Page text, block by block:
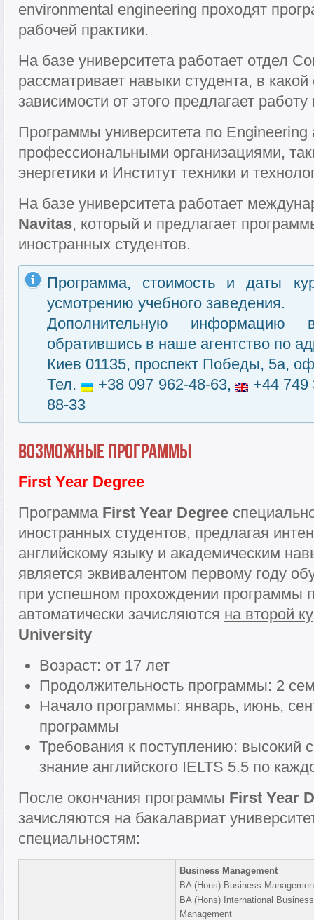
environmental engineering проходят
рабочей практики.
На базе университета работает отдел
рассматривает навыки студента, в
зависимости от этого предлагает
Программы университета по Engineering
профессиональными организациями,
энергетики и Институт техники и
На базе университета работает
Navitas, который и предлагает
иностранных студентов.
Программа, стоимость и даты
усмотрению учебного заведения.
Дополнительную информацию
обратившись в наше агентство по
Киев 01135, проспект Победы, 5а,
Тел.
+38 097 962-48-63,
+44
88-33
Возможные программы
First Year Degree
Программа First Year Degree
иностранных студентов, предлагая
английскому языку и академическим
является эквивалентом первому году
при успешном прохождении программы
автоматически зачисляются на второй
University
Возраст: от 17 лет
Продолжительность программы: 2
Начало программы: январь, июнь,
программы
Требования к поступлению: высокий
знание английского IELTS 5.5 по
После окончания программы First Year
зачисляются на бакалавриат
специальностям:
Business Management
BA (Hons) Business
BA (Hons) International Business
Management